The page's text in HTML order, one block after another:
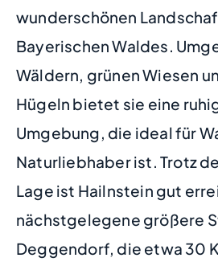
wunderschönen
Bayerischen Waldes.
Wäldern, grünen Wiesen
Hügeln bietet sie eine
Umgebung, die ideal für
Naturliebhaber ist. Trotz
Lage ist Hailnstein gut
nächstgelegene größere
Deggendorf, die etwa 30